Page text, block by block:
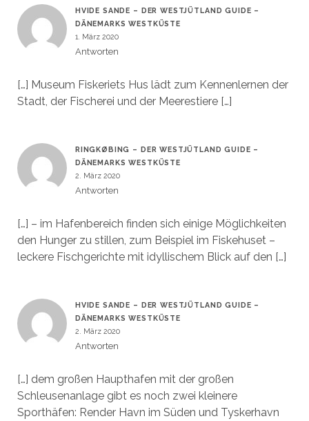
HVIDE SANDE – DER WESTJÜTLAND GUIDE –
DÄNEMARKS WESTKÜSTE
1. März 2020
Antworten
[…] Museum Fiskeriets Hus lädt zum Kennenlernen der
Stadt, der Fischerei und der Meerestiere […]
RINGKØBING – DER WESTJÜTLAND GUIDE –
DÄNEMARKS WESTKÜSTE
2. März 2020
Antworten
[…] – im Hafenbereich finden sich einige Möglichkeiten
den Hunger zu stillen, zum Beispiel im Fiskehuset –
leckere Fischgerichte mit idyllischem Blick auf den […]
HVIDE SANDE – DER WESTJÜTLAND GUIDE –
DÄNEMARKS WESTKÜSTE
2. März 2020
Antworten
[…] dem großen Haupthafen mit der großen
Schleusenanlage gibt es noch zwei kleinere
Sporthäfen: Render Havn im Süden und Tyskerhavn